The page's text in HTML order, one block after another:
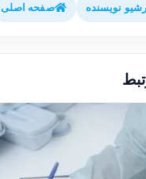
نویسنده صفحه اصلی